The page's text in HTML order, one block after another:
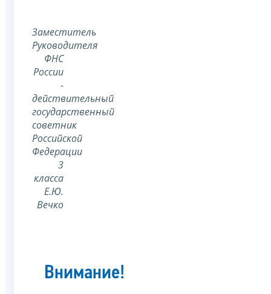
Заместитель
Руководителя
ФНС
России
-
действительный
государственный
советник
Российской
Федерации
3
класса
Е.Ю.
Вечко
Внимание!